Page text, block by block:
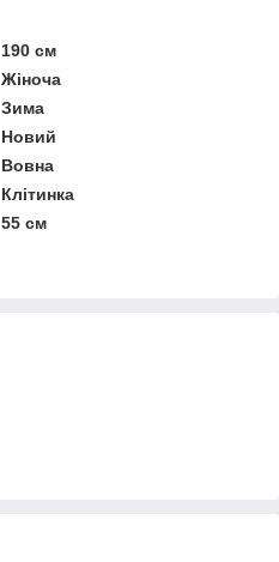
190 см
Жіноча
Зима
Новий
Вовна
Клітинка
55 см